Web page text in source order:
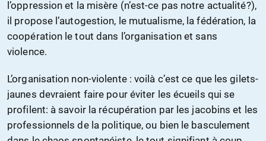
l’oppression et la misère (n’est-ce pas notre actualité?),
il propose l’autogestion, le mutualisme, la fédération, la
coopération le tout dans l’organisation et sans
violence.
L’organisation non-violente : voilà c’est ce que les gilets-
jaunes devraient faire pour éviter les écueils qui se
profilent: à savoir la récupération par les jacobins et les
professionnels de la politique, ou bien le basculement